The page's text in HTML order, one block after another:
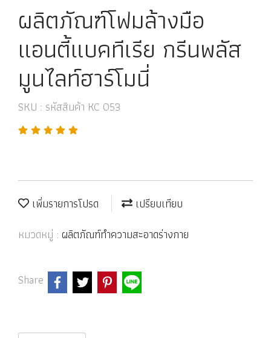
ผลิตภัณฑ์โฟมล้างมือ
แอนตี้แบคทีเรีย กรีนพลัส
มูนไลท์ฮาร์โมนี่
SKU : รหัสสินค้า KC 053
เพิ่มรายการโปรด
เปรียบเทียบ
หมวดหมู่ : ผลิตภัณฑ์ทำความสะอาดร่างกาย
Share